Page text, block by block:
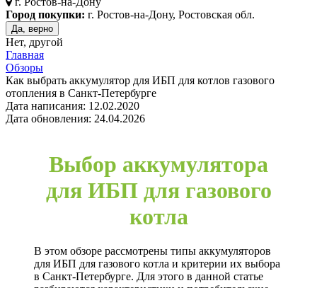
Город покупки: г. Ростов-на-Дону, Ростовская обл.
Да, верно
Нет, другой
Главная
Обзоры
Как выбрать аккумулятор для ИБП для котлов газового
отопления в Санкт-Петербурге
Дата написания: 12.02.2020
Дата обновления: 24.04.2026
Выбор аккумулятора
для ИБП для газового
котла
В этом обзоре рассмотрены типы аккумуляторов
для ИБП для газового котла и критерии их выбора
в Санкт-Петербурге. Для этого в данной статье